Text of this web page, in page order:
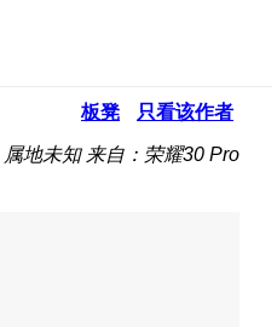
板凳 只看该作者
属地未知 来自：荣耀30 Pro